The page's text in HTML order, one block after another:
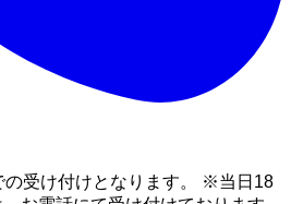
の受け付けとなります。 ※当日18